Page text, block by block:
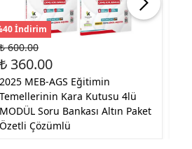
İndirim
₺ 600.00
₺ 360.00
2025 MEB-AGS Eğitimin
Temellerinin Kara Kutusu 4lü
MODÜL Soru Bankası Altın Paket
Özetli Çözümlü